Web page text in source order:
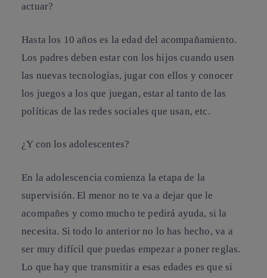
actuar?
Hasta los 10 años es la edad del acompañamiento.
Los padres deben estar con los hijos cuando usen
las nuevas tecnologías, jugar con ellos y conocer
los juegos a los que juegan, estar al tanto de las
políticas de las redes sociales que usan, etc.
¿Y con los adolescentes?
En la adolescencia comienza la etapa de la
supervisión. El menor no te va a dejar que le
acompañes y como mucho te pedirá ayuda, si la
necesita. Si todo lo anterior no lo has hecho, va a
ser muy difícil que puedas empezar a poner reglas.
Lo que hay que transmitir a esas edades es que si